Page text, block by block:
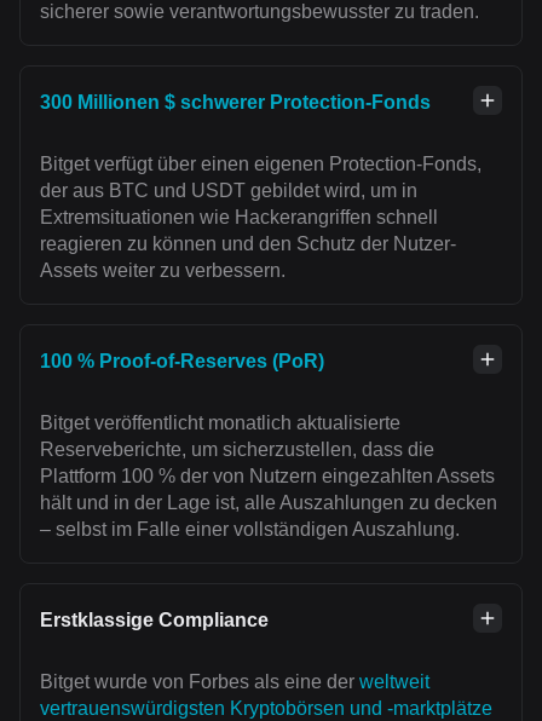
sicherer sowie verantwortungsbewusster zu traden.
300 Millionen $ schwerer Protection-Fonds
Bitget verfügt über einen eigenen Protection-Fonds,
der aus BTC und USDT gebildet wird, um in
Extremsituationen wie Hackerangriffen schnell
reagieren zu können und den Schutz der Nutzer-
Assets weiter zu verbessern.
100 % Proof-of-Reserves (PoR)
Bitget veröffentlicht monatlich aktualisierte
Reserveberichte, um sicherzustellen, dass die
Plattform 100 % der von Nutzern eingezahlten Assets
hält und in der Lage ist, alle Auszahlungen zu decken
– selbst im Falle einer vollständigen Auszahlung.
Erstklassige Compliance
Bitget wurde von Forbes als eine der weltweit
vertrauenswürdigsten Kryptobörsen und -marktplätze